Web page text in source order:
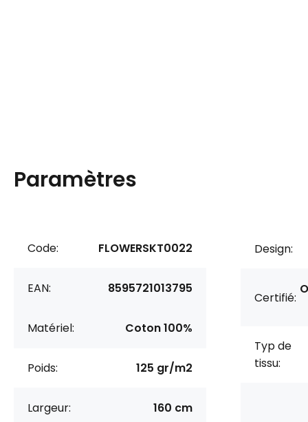
Paramètres
Code: FLOWERSKT0022
EAN: 8595721013795
Matériel: Coton 100%
Poids: 125 gr/m2
Largeur: 160 cm
Design:
Certifié:
Typ de
tissu: